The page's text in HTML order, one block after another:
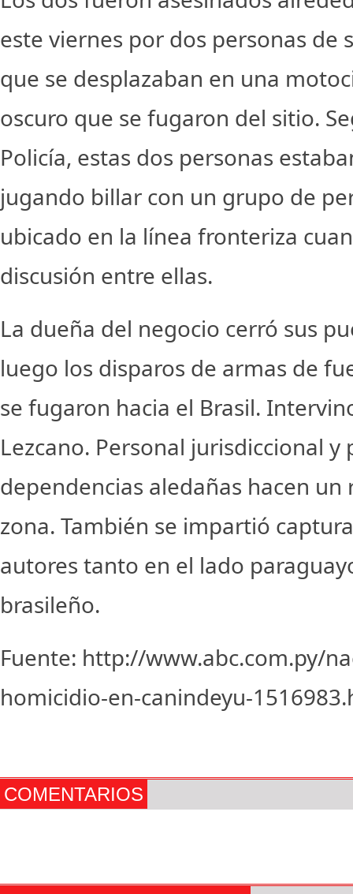
este viernes por dos personas de
que se desplazaban en una
oscuro que se fugaron del sitio.
Policía, estas dos personas
jugando billar con un grupo de
ubicado en la línea fronteriza
discusión entre ellas.
La dueña del negocio cerró sus
luego los disparos de armas de
se fugaron hacia el Brasil.
Lezcano. Personal jurisdiccional y
dependencias aledañas hacen un
zona. También se impartió
autores tanto en el lado
brasileño.
Fuente: http://www.abc.com.py/
homicidio-en-canindeyu-
COMENTARIOS